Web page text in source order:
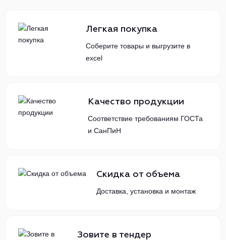
Легкая покупка
Соберите товары и выгрузите в
excel
Качество продукции
Соответствие требованиям ГОСТа
и СанПиН
Скидка от объема
Доставка, установка и монтаж
Зовите в тендер